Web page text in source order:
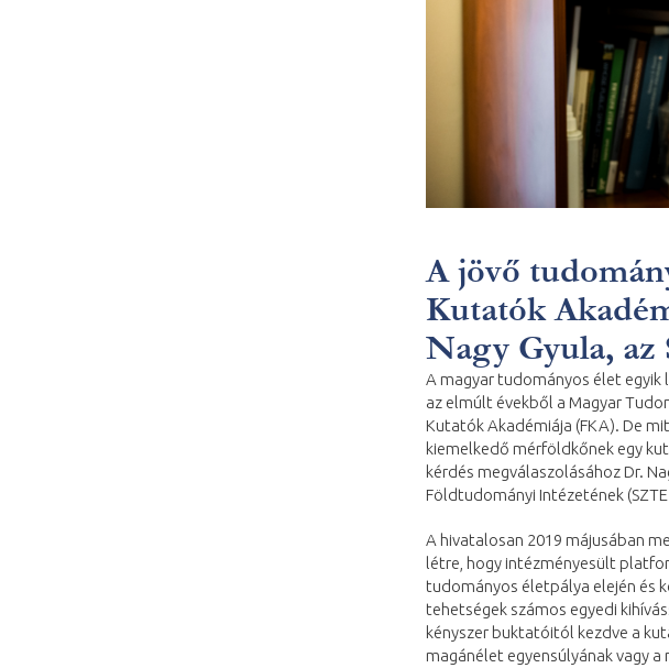
A jövő
Kutatók
Nagy Gyula,
A magyar tudományos élet
az elmúlt évekből a Magyar
Kutatók Akadémiája (FKA). De
kiemelkedő mérföldkőnek egy
kérdés megválaszolásához Dr.
Földtudományi Intézetének
A hivatalosan 2019 májusában
létre, hogy intézményesült
tudományos életpálya elején és
tehetségek számos egyedi
kényszer buktatóitól kezdve a
magánélet egyensúlyának vagy